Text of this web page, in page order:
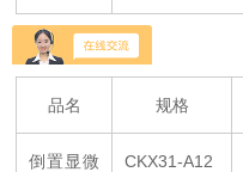
品名 规格
倒置显微
CKX31-A12